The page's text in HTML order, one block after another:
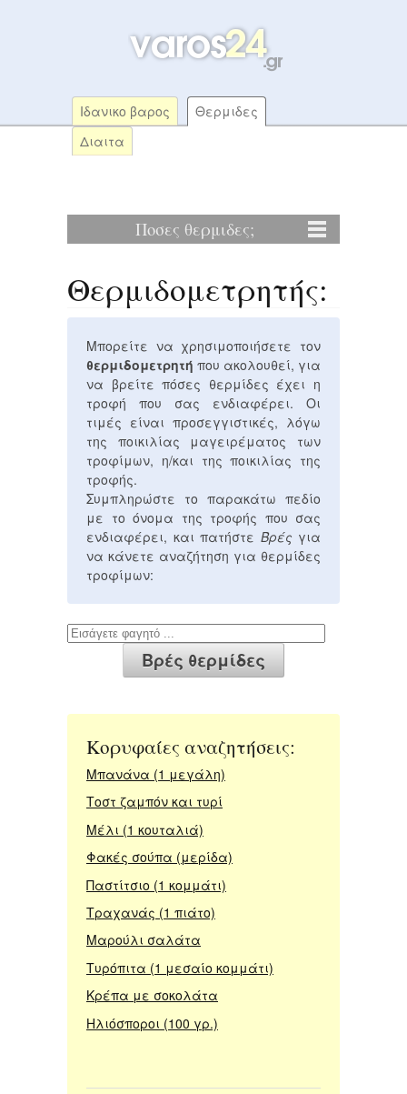
Ιδανικο βαρος
Θερμιδες
Διαιτα
Ποσες θερμιδες;
Θερμιδομετρητής:
Μπορείτε να χρησιμοποιήσετε τον
θερμιδομετρητή που ακολουθεί, για
να βρείτε πόσες θερμίδες έχει η
τροφή που σας ενδιαφέρει. Οι
τιμές είναι προσεγγιστικές, λόγω
της ποικιλίας μαγειρέματος των
τροφίμων, η/και της ποικιλίας της
τροφής.
Συμπληρώστε το παρακάτω πεδίο
με το όνομα της τροφής που σας
ενδιαφέρει, και πατήστε Βρές για
να κάνετε αναζήτηση για θερμίδες
τροφίμων:
Κορυφαίες αναζητήσεις:
Μπανάνα (1 μεγάλη)
Τοστ ζαμπόν και τυρί
Μέλι (1 κουταλιά)
Φακές σούπα (μερίδα)
Παστίτσιο (1 κομμάτι)
Τραχανάς (1 πιάτο)
Μαρούλι σαλάτα
Τυρόπιτα (1 μεσαίο κομμάτι)
Κρέπα με σοκολάτα
Ηλιόσποροι (100 γρ.)